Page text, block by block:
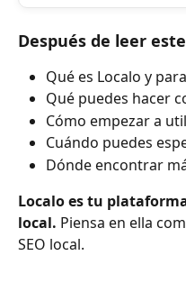
Después de leer
Qué es Localo y
Qué puedes hacer
Cómo empezar a
Cuándo puedes
Dónde encontrar
Localo es tu
local. Piensa en ella
SEO local.